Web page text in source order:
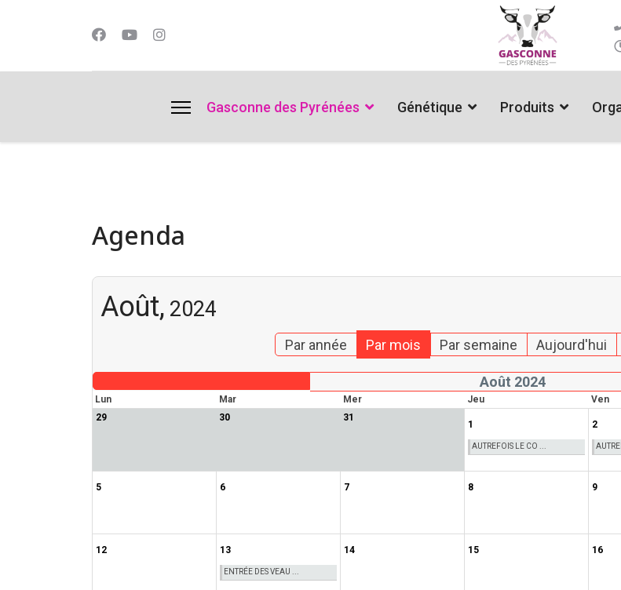
Gasconne des Pyrénées Génétique Produits
Agenda
Août, 2024
Par année Par mois Par semaine Aujourd'hui
Août 2024
Lun Mar Mer Jeu Ven
29
30 31
1
AUTREFOIS LE CO ...
2
5 6 7 8 9
12 13
ENTRÉE DES VEAU ...
14 15 16